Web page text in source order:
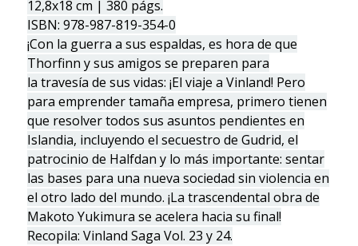
12,8x18 cm | 380 págs.
ISBN: 978-987-819-354-0
¡Con la guerra a sus espaldas, es hora de que
Thorfinn y sus amigos se preparen para
la travesía de sus vidas: ¡El viaje a Vinland! Pero
para emprender tamaña empresa, primero tienen
que resolver todos sus asuntos pendientes en
Islandia, incluyendo el secuestro de Gudrid, el
patrocinio de Halfdan y lo más importante: sentar
las bases para una nueva sociedad sin violencia en
el otro lado del mundo. ¡La trascendental obra de
Makoto Yukimura se acelera hacia su final!
Recopila: Vinland Saga Vol. 23 y 24.